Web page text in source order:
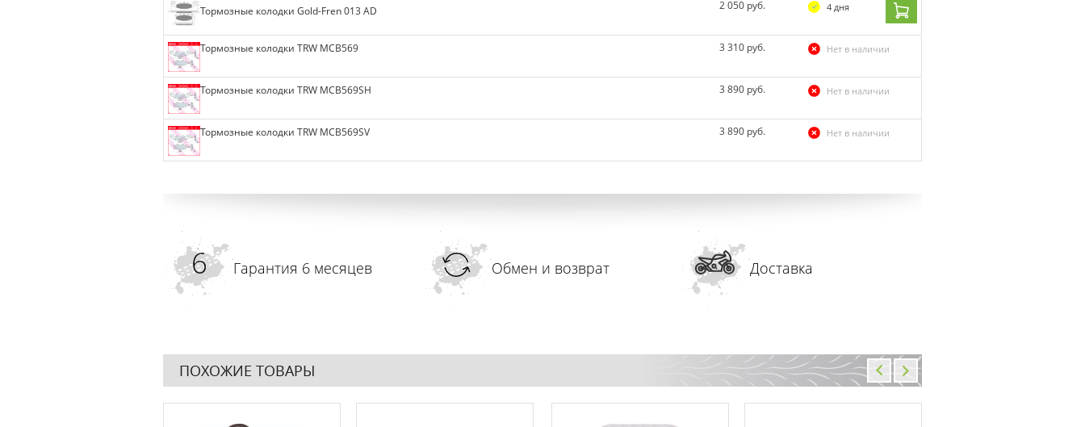
Тормозные колодки Gold-Fren 013 AD 2 050 руб. 4 дня
Тормозные колодки TRW MCB569 3 310 руб. Нет в наличии
Тормозные колодки TRW MCB569SH 3 890 руб. Нет в наличии
Тормозные колодки TRW MCB569SV 3 890 руб. Нет в наличии
Гарантия 6 месяцев Обмен и возврат Доставка
ПОХОЖИЕ ТОВАРЫ